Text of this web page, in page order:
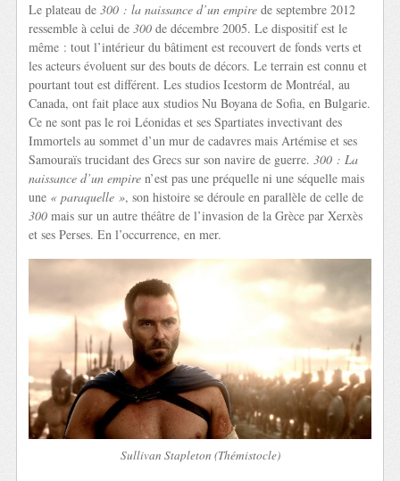
Le plateau de300 : la naissance d’un empire de septembre 2012
ressemble à celui de300 de décembre 2005. Le dispositif est le
même : tout l’intérieur du bâtiment est recouvert de fonds verts et
les acteurs évoluent sur des bouts de décors. Le terrain est connu et
pourtant tout est différent. Les studios Icestorm de Montréal, au
Canada, ont fait place aux studios Nu Boyana de Sofia, en Bulgarie.
Ce ne sont pas le roi Léonidas et ses Spartiates invectivant des
Immortels au sommet d’un mur de cadavres mais Artémise et ses
Samouraïs trucidant des Grecs sur son navire de guerre.300 : La
naissance d’un empire n’est pas une préquelle ni une séquelle mais
une « paraquelle », son histoire se déroule en parallèle de celle de
300 mais sur un autre théâtre de l’invasion de la Grèce par Xerxès
et ses Perses. En l’occurrence, en mer.
Sullivan Stapleton (Thémistocle)